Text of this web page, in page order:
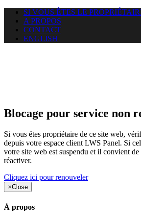
SI VOUS ÊTES LE
A PROPOS
CONTACT
ENGLISH
Blocage pour service non
Si vous êtes propriétaire de ce site web,
depuis votre espace client LWS Panel. Si
votre site web est suspendu et il convient
réactiver.
Cliquez ici pour renouveler
×Close
À propos